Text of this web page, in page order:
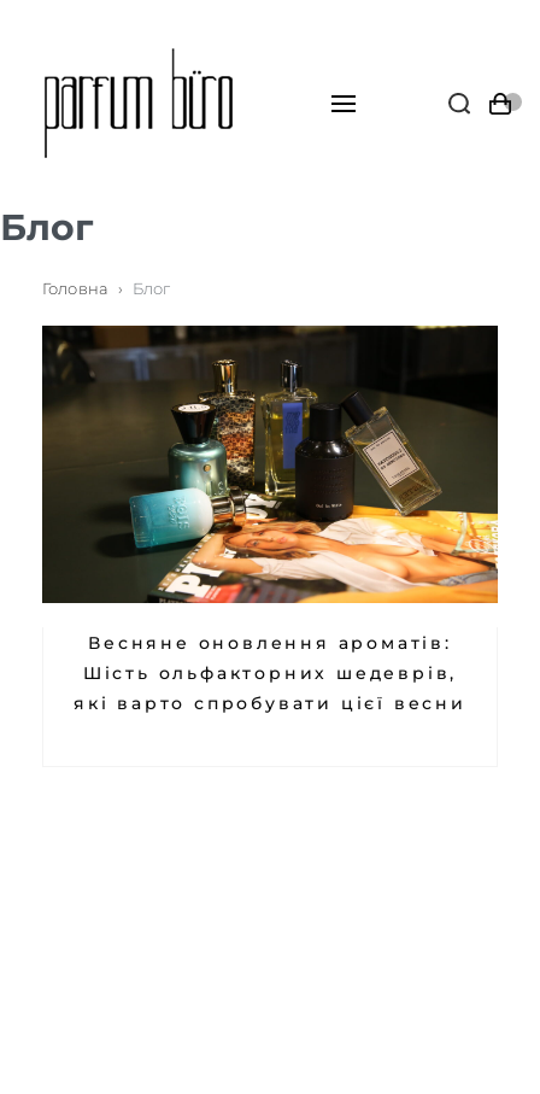
Блог
Головна › Блог
Весняне оновлення ароматів:
Шість ольфакторних шедеврів,
які варто спробувати цієї весни